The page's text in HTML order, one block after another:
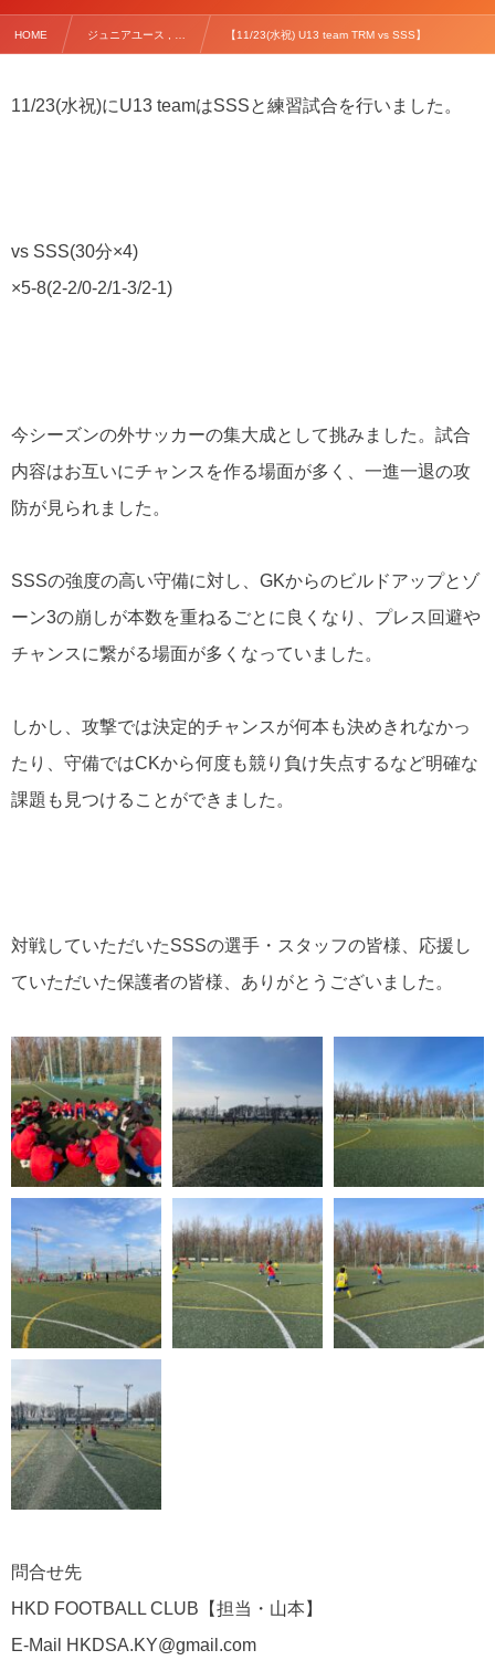
HOME ジュニアユース , … 【11/23(水祝) U13 team TRM vs SSS】
11/23(水祝)にU13 teamはSSSと練習試合を行いました。
vs SSS(30分×4)
×5-8(2-2/0-2/1-3/2-1)
今シーズンの外サッカーの集大成として挑みました。試合
内容はお互いにチャンスを作る場面が多く、一進一退の攻
防が見られました。
SSSの強度の高い守備に対し、GKからのビルドアップとゾ
ーン3の崩しが本数を重ねるごとに良くなり、プレス回避や
チャンスに繋がる場面が多くなっていました。
しかし、攻撃では決定的チャンスが何本も決めきれなかっ
たり、守備ではCKから何度も競り負け失点するなど明確な
課題も見つけることができました。
対戦していただいたSSSの選手・スタッフの皆様、応援し
ていただいた保護者の皆様、ありがとうございました。
問合せ先
HKD FOOTBALL CLUB【担当・山本】
E-Mail HKDSA.KY@gmail.com